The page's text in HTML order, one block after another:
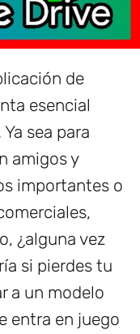
de
esencial
sea para
amigos y
importantes o
¿alguna vez
si pierdes tu
a un modelo
entra en juego